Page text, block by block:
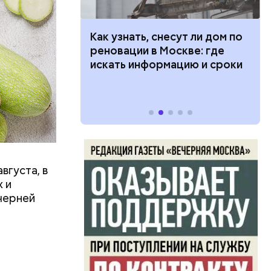
в
и
у
без
день, и
тысяч
при
кто может
нужны
Как узнать, снесут ли дом по
реновации в Москве: где
искать информацию и сроки